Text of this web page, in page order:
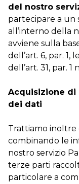
del nostro
partecipare a un
all’interno della
avviene sulla
dell’art. 6, par. 1,
dell’art. 31, par. 1
Acquisizione di
dei dati
Trattiamo inoltre
combinando le
nostro servizio
terze parti
particolare a